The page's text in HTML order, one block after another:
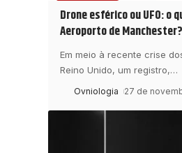
Drone esférico ou UFO: o
Aeroporto de Manchester?
Em meio à recente crise
Reino Unido, um registro,…
Ovniologia 27 de